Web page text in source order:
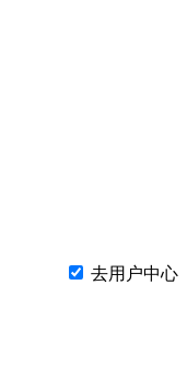
去用户中心